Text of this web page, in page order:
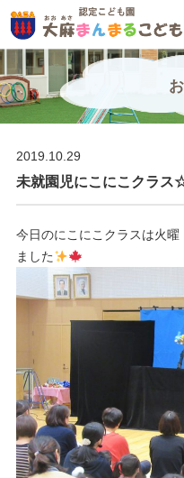
2019.10.29
未就園児にこにこクラス
今日のにこにこクラスは火
ました